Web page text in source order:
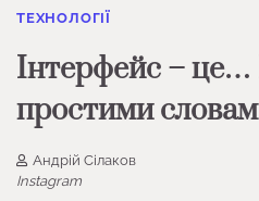
ТЕХНОЛОГІЇ
Інтерфейс –
простими
Андрій Сілаков
Instagram